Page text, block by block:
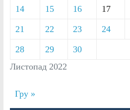
Листопад 2022
14 15 16 17
21 22 23 24
28 29 30
Гру »